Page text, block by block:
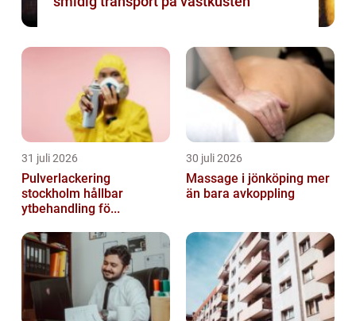
31 juli 2026
Pulverlackering
stockholm hållbar
ytbehandling fö...
30 juli 2026
Massage i jönköping mer
än bara avkoppling